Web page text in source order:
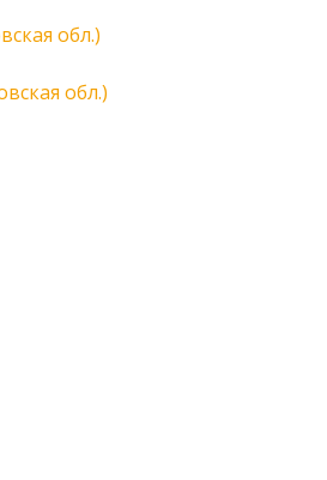
обл.)
обл.)